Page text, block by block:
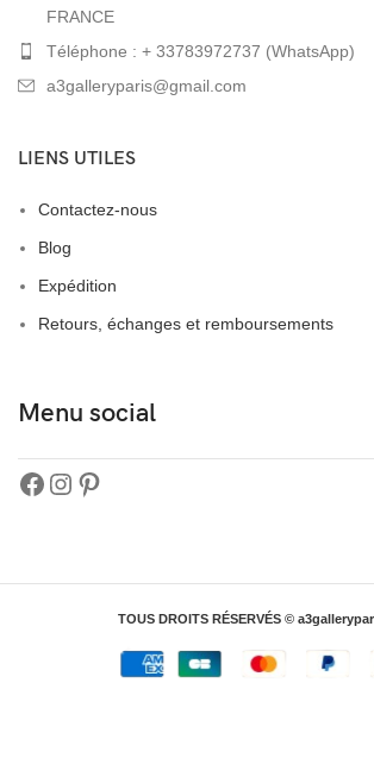
FRANCE
Téléphone : + 33783972737 (WhatsApp)
a3galleryparis@gmail.com
LIENS UTILES
Contactez-nous
Blog
Expédition
Retours, échanges et remboursements
Menu social
TOUS DROITS RÉSERVÉS ©